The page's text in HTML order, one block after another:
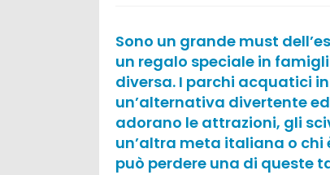
Sono un grande must
un regalo speciale in
diversa. I parchi acquatici
un’alternativa divertente
adorano le attrazioni, gli
un’altra meta italiana o
può perdere una di queste